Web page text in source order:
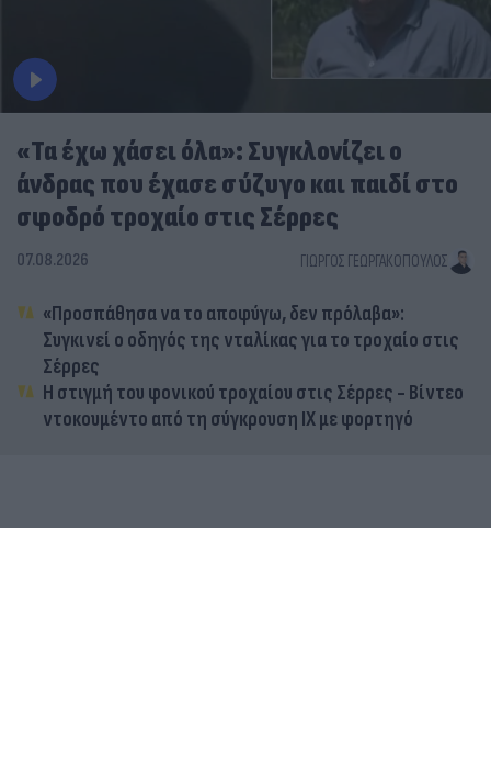
«Τα έχω χάσει όλα»: Συγκλονίζει ο
άνδρας που έχασε σύζυγο και παιδί στο
σφοδρό τροχαίο στις Σέρρες
07.08.2026 ΓΙΏΡΓΟΣ ΓΕΩΡΓΑΚΌΠΟΥΛΟΣ
«Προσπάθησα να το αποφύγω, δεν πρόλαβα»:
Συγκινεί ο οδηγός της νταλίκας για το τροχαίο στις
Σέρρες
Η στιγμή του φονικού τροχαίου στις Σέρρες - Βίντεο
ντοκουμέντο από τη σύγκρουση ΙΧ με φορτηγό